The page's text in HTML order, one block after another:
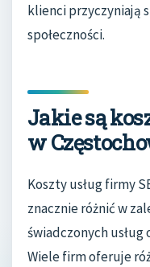
klienci przyczyniają
społeczności.
Jakie są
w
Koszty usług firmy
znacznie różnić w
świadczonych usług
Wiele firm oferuje